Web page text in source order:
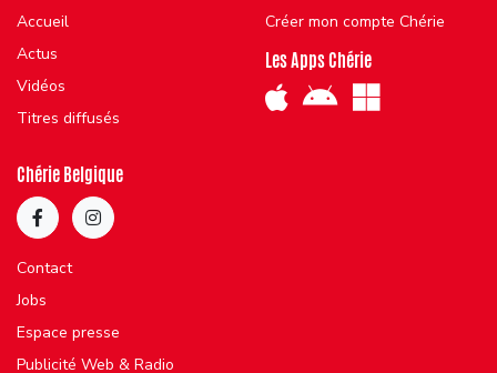
Accueil
Actus
Vidéos
Titres diffusés
Créer mon compte Chérie
Les Apps Chérie
Chérie Belgique
Contact
Jobs
Espace presse
Publicité Web & Radio